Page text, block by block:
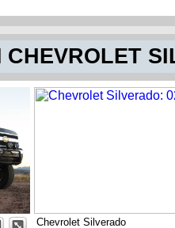
Chevrolet Silverado